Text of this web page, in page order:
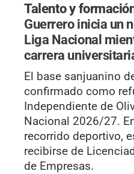
Talento y
Guerrero inicia un
Liga Nacional
carrera
El base sanjuanino
confirmado como
Independiente de
Nacional 2026/27.
recorrido deportivo,
recibirse de
de Empresas.